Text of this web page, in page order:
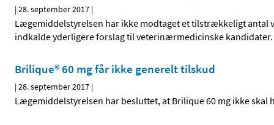
|28. september 2017 |
Lægemiddelstyrelsen har ikke modtaget et tilstrækkeligt
indkalde yderligere forslag til veterinærmedicinske
Brilique® 60 mg får ikke generelt tilskud
|28. september 2017 |
Lægemiddelstyrelsen har besluttet, at Brilique 60 mg ikke skal